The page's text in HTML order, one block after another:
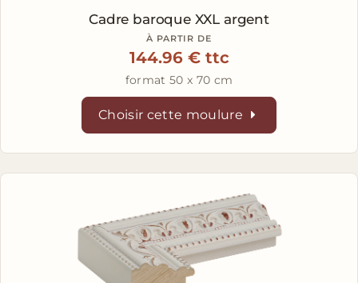
Cadre baroque XXL argent
À PARTIR DE
144.96 € ttc
format 50 x 70 cm
Choisir cette moulure